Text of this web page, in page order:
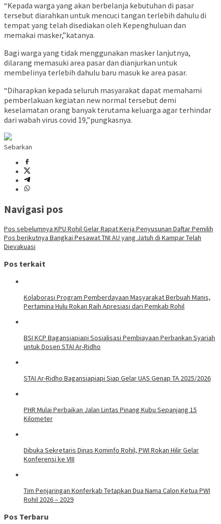
“Kepada warga yang akan berbelanja kebutuhan di pasar
tersebut diarahkan untuk mencuci tangan terlebih dahulu di
tempat yang telah disediakan oleh Kepenghuluan dan
memakai masker,”katanya.
Bagi warga yang tidak menggunakan masker lanjutnya,
dilarang memasuki area pasar dan dianjurkan untuk
membelinya terlebih dahulu baru masuk ke area pasar.
“Diharapkan kepada seluruh masyarakat dapat memahami
pemberlakuan kegiatan new normal tersebut demi
keselamatan orang banyak terutama keluarga agar terhindar
dari wabah virus covid 19,”pungkasnya.
Sebarkan
Navigasi pos
Pos sebelumnya KPU Rohil Gelar Rapat Kerja Penyusunan Daftar Pemilih
Pos berikutnya Bangkai Pesawat TNI AU yang Jatuh di Kampar Telah
Dievakuasi
Pos terkait
Kolaborasi Program Pemberdayaan Masyarakat Berbuah Manis,
Pertamina Hulu Rokan Raih Apresiasi dari Pemkab Rohil
BSI KCP Bagansiapiapi Sosialisasi Pembiayaan Perbankan Syariah
untuk Dosen STAI Ar-Ridho
STAI Ar-Ridho Bagansiapiapi Siap Gelar UAS Genap TA 2025/2026
PHR Mulai Perbaikan Jalan Lintas Pinang Kubu Sepanjang 15
Kilometer
Dibuka Sekretaris Dinas Kominfo Rohil, PWI Rokan Hilir Gelar
Konferensi ke VIII
Tim Penjaringan Konferkab Tetapkan Dua Nama Calon Ketua PWI
Rohil 2026 – 2029
Pos Terbaru